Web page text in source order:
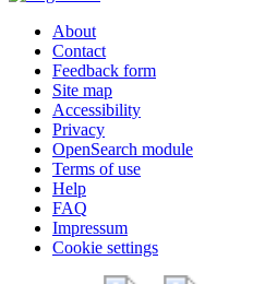
About
Contact
Feedback form
Site map
Accessibility
Privacy
OpenSearch module
Terms of use
Help
FAQ
Impressum
Cookie settings